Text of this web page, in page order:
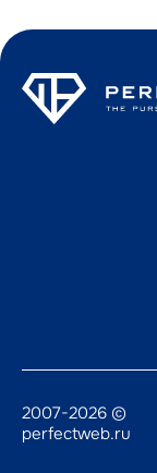
2007-2026 ©
perfectweb.ru